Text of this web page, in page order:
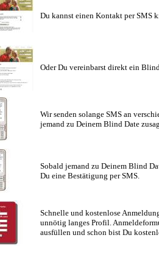
Du kannst einen Kontakt per SMS
Oder Du vereinbarst direkt ein
Wir senden solange SMS an
jemand zu Deinem Blind Date
Sobald jemand zu Deinem Blind
Du eine Bestätigung per SMS.
Schnelle und kostenlose
unnötig langes Profil.
ausfüllen und schon bist Du